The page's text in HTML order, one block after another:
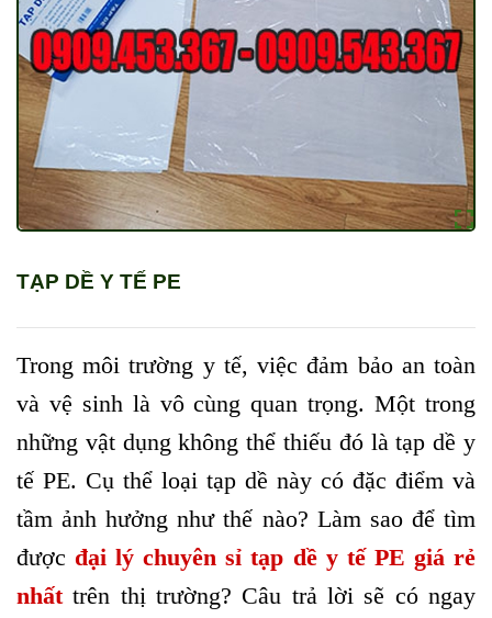
TẠP DỀ Y TẾ PE
Trong môi trường y tế, việc đảm bảo an toàn
và vệ sinh là vô cùng quan trọng. Một trong
những vật dụng không thể thiếu đó là tạp dề y
tế PE. Cụ thể loại tạp dề này có đặc điểm và
tầm ảnh hưởng như thế nào? Làm sao để tìm
được đại lý chuyên sỉ tạp dề y tế PE giá rẻ
nhấttrên thị trường? Câu trả lời sẽ có ngay